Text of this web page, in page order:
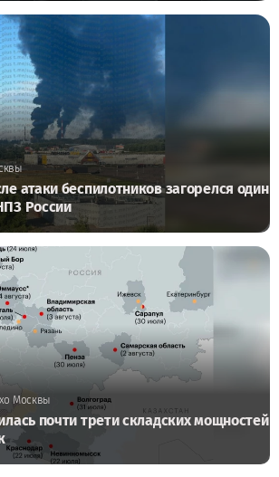
атаки беспилотников загорелся один
России
Москвы
почти трети складских мощностей